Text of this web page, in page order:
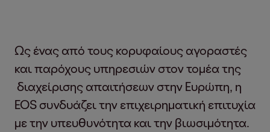
Ως ένας από τους κορυφαίους αγοραστές
και παρόχους υπηρεσιών στον τομέα της
διαχείρισης απαιτήσεων στην Ευρώπη, η
EOS συνδυάζει την επιχειρηματική επιτυχία
με την υπευθυνότητα και την βιωσιμότητα.